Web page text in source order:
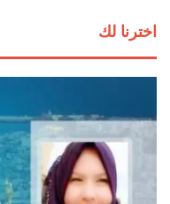
اخترنا لك